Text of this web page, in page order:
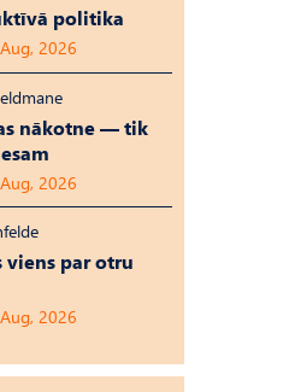
politika
2026
nākotne — tik
2026
viens par otru
2026